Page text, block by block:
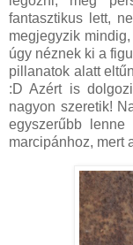
fantasztikus lett,
megjegyzik
úgy néznek ki a
pillanatok alatt
:D Azért is
nagyon szeretik!
egyszerűbb
marcipánhoz, mert